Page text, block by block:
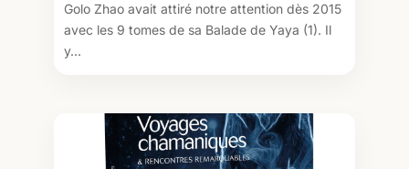
Golo Zhao avait attiré notre attention dès 2015
avec les 9 tomes de sa Balade de Yaya (1). Il
y...